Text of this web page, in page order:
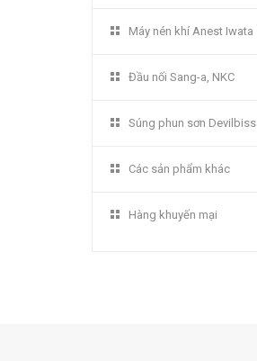
Máy nén khí Anest Iwata
Đầu nối Sang-a, NKC
Súng phun sơn Devilbiss
Các sản phẩm khác
Hàng khuyến mại